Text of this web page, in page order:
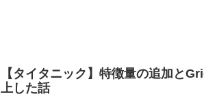
【タイタニック】特徴量の追加と
上した話